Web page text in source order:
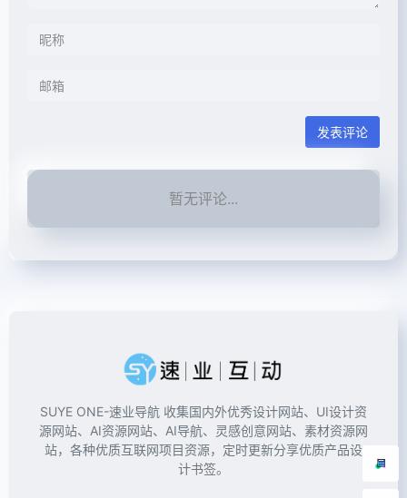
发表评论
暂无评论...
SUYE ONE-速业导航 收集国内外优秀设计网站、UI设计资
源网站、AI资源网站、AI导航、灵感创意网站、素材资源网
站，各种优质互联网项目资源，定时更新分享优质产品设
计书签。